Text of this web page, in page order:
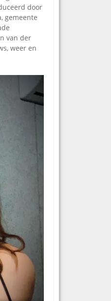
door
gemeente
van der
weer en